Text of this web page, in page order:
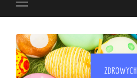
Toggle
mobile